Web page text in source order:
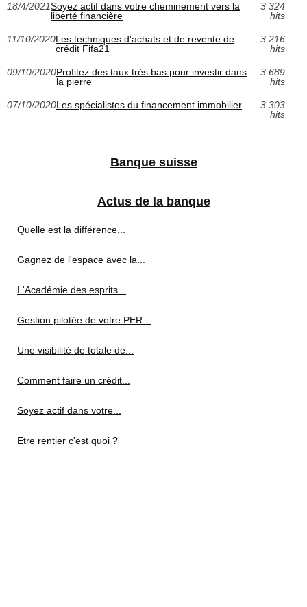
18/4/2021Soyez actif dans votre cheminement vers la
liberté financière
3 324
hits
11/10/2020Les techniques d'achats et de revente de
crédit Fifa21
3 216
hits
09/10/2020Profitez des taux très bas pour investir dans
la pierre
3 689
hits
07/10/2020Les spécialistes du financement immobilier
3 303
hits
Banque suisse
Actus de la banque
Quelle est la différence...
Gagnez de l'espace avec la...
L'Académie des esprits...
Gestion pilotée de votre PER...
Une visibilité de totale de...
Comment faire un crédit...
Soyez actif dans votre...
Etre rentier c'est quoi ?